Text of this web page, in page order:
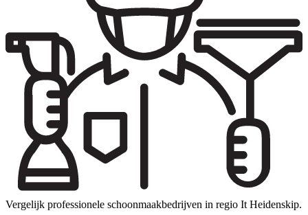
Vergelijk professionele schoonmaakbedrijven in regio It Heidenskip.